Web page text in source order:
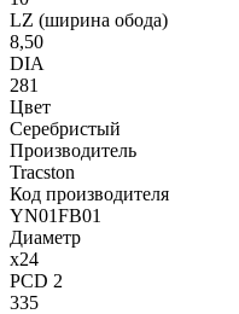
LZ (ширина обода)
8,50
DIA
281
Цвет
Серебристый
Производитель
Tracston
Код производителя
YN01FB01
Диаметр
x24
PCD 2
335